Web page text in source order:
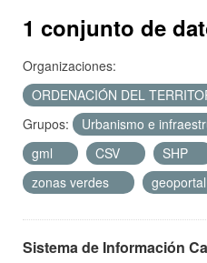
Acerca de
1 conjunto de
Organizaciones:
ORDENACIÓN DEL
Grupos:
Urbanismo e
gml
CSV SHP
zonas verdes
geoportal
Sistema de Información